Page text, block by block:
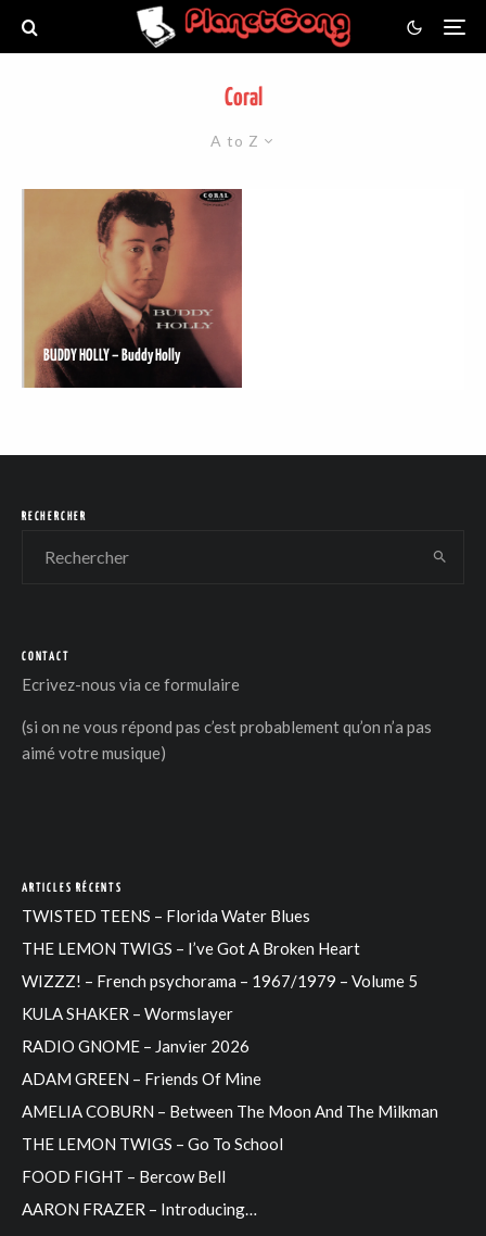
Coral
A to Z
BUDDY HOLLY – Buddy Holly
RECHERCHER
CONTACT
Ecrivez-nous via ce formulaire
(si on ne vous répond pas c’est probablement qu’on n’a pas
aimé votre musique)
ARTICLES RÉCENTS
TWISTED TEENS – Florida Water Blues
THE LEMON TWIGS – I’ve Got A Broken Heart
WIZZZ! – French psychorama – 1967/1979 – Volume 5
KULA SHAKER – Wormslayer
RADIO GNOME – Janvier 2026
ADAM GREEN – Friends Of Mine
AMELIA COBURN – Between The Moon And The Milkman
THE LEMON TWIGS – Go To School
FOOD FIGHT – Bercow Bell
AARON FRAZER – Introducing…